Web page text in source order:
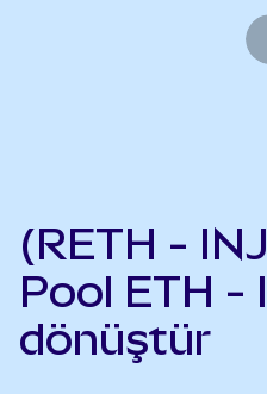
(RETH -
Pool ETH -
dönüştür